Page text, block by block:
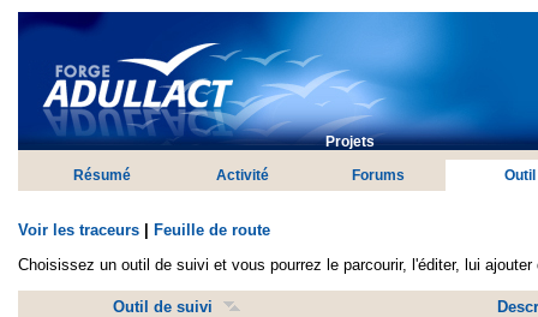
Projets
Résumé Activité Forums
Voir les traceurs | Feuille de route
Choisissez un outil de suivi et vous pourrez le parcourir, l'éditer, lui
Outil de suivi